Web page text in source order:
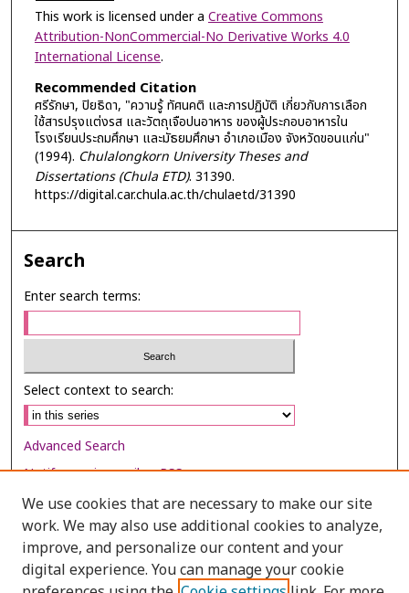
This work is licensed under a Creative Commons
Attribution-NonCommercial-No Derivative Works 4.0
International License.
Recommended Citation
ศรีรักษา, ปิยธิดา, "ความรู้ ทัศนคติ และการปฏิบัติ เกี่ยวกับการเลือก
ใช้สารปรุงแต่งรส และวัตถุเจือปนอาหาร ของผู้ประกอบอาหารใน
โรงเรียนประถมศึกษา และมัธยมศึกษา อำเภอเมือง จังหวัดขอนแก่น"
(1994). Chulalongkorn University Theses and
Dissertations (Chula ETD). 31390.
https://digital.car.chula.ac.th/chulaetd/31390
Search
Enter search terms:
Select context to search:
Advanced Search
Notify me via email orRSS
Browse
Collections
Disciplines
We use cookies that are necessary to make our site
work. We may also use additional cookies to analyze,
improve, and personalize our content and your
digital experience. You can manage your cookie